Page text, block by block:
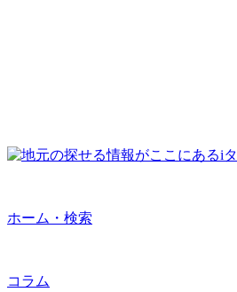
ホーム・検索
コラム